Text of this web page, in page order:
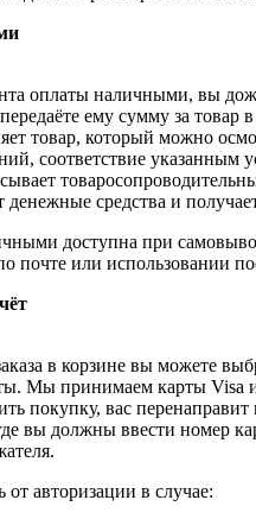
оплаты наличными, вы
ему сумму за товар
товар, который можно
соответствие указанным
средства и
доступна при
почте или использовании
в корзине вы можете
Мы принимаем карты Visa
покупку, вас перенаправит
вы должны ввести номер
от авторизации в случае: